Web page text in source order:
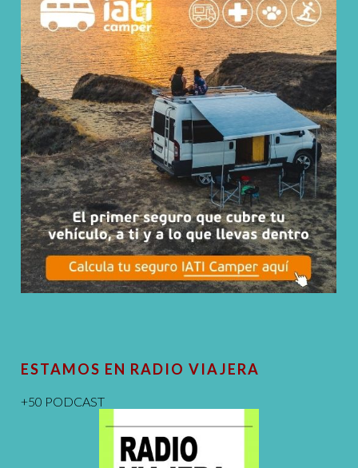
ESTAMOS EN RADIO VIAJERA
+50 PODCAST